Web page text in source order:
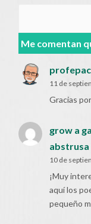
Me comentan
11 de
Gracias
grow a
abstrusa
10 de
¡Muy
aquí los
pequeño